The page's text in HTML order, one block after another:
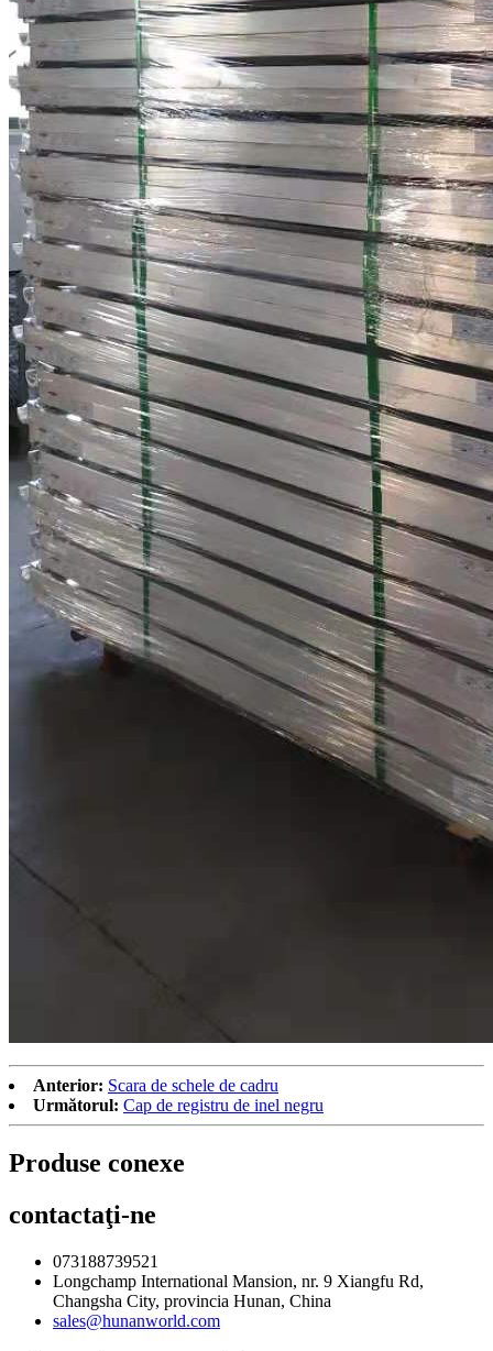
Anterior: Scara de schele de cadru
Următorul: Cap de registru de inel negru
Produse conexe
contactaţi-ne
073188739521
Longchamp International Mansion, nr. 9 Xiangfu Rd,
Changsha City, provincia Hunan, China
sales@hunanworld.com